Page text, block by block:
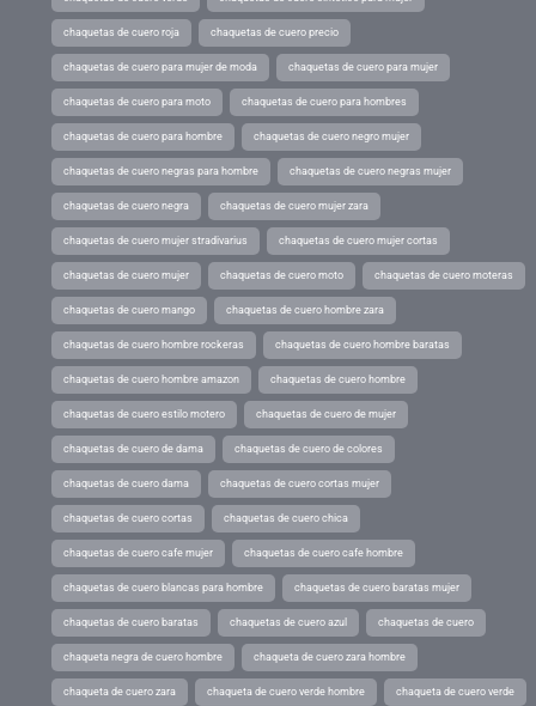
chaquetas de cuero roja chaquetas de cuero precio
chaquetas de cuero para mujer de moda chaquetas de cuero para mujer
chaquetas de cuero para moto chaquetas de cuero para hombres
chaquetas de cuero para hombre chaquetas de cuero negro mujer
chaquetas de cuero negras para hombre chaquetas de cuero negras mujer
chaquetas de cuero negra chaquetas de cuero mujer zara
chaquetas de cuero mujer stradivarius chaquetas de cuero mujer cortas
chaquetas de cuero mujer chaquetas de cuero moto chaquetas de cuero moteras
chaquetas de cuero mango chaquetas de cuero hombre zara
chaquetas de cuero hombre rockeras chaquetas de cuero hombre baratas
chaquetas de cuero hombre amazon chaquetas de cuero hombre
chaquetas de cuero estilo motero chaquetas de cuero de mujer
chaquetas de cuero de dama chaquetas de cuero de colores
chaquetas de cuero dama chaquetas de cuero cortas mujer
chaquetas de cuero cortas chaquetas de cuero chica
chaquetas de cuero cafe mujer chaquetas de cuero cafe hombre
chaquetas de cuero blancas para hombre chaquetas de cuero baratas mujer
chaquetas de cuero baratas chaquetas de cuero azul chaquetas de cuero
chaqueta negra de cuero hombre chaqueta de cuero zara hombre
chaqueta de cuero zara chaqueta de cuero verde hombre chaqueta de cuero verde